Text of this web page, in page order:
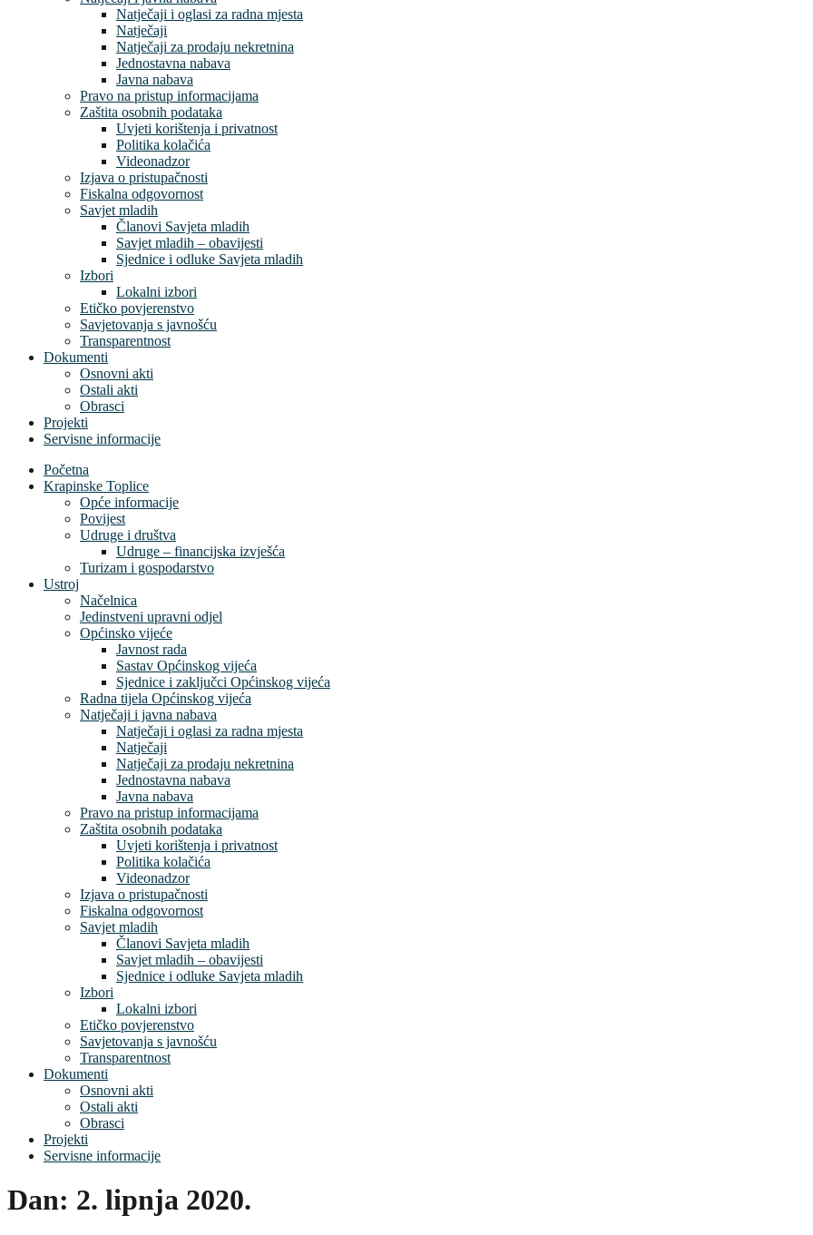
Natječaji i oglasi za radna mjesta
Natječaji
Natječaji za prodaju nekretnina
Jednostavna nabava
Javna nabava
Pravo na pristup informacijama
Zaštita osobnih podataka
Uvjeti korištenja i privatnost
Politika kolačića
Videonadzor
Izjava o pristupačnosti
Fiskalna odgovornost
Savjet mladih
Članovi Savjeta mladih
Savjet mladih – obavijesti
Sjednice i odluke Savjeta mladih
Izbori
Lokalni izbori
Etičko povjerenstvo
Savjetovanja s javnošću
Transparentnost
Dokumenti
Osnovni akti
Ostali akti
Obrasci
Projekti
Servisne informacije
Početna
Krapinske Toplice
Opće informacije
Povijest
Udruge i društva
Udruge – financijska izvješća
Turizam i gospodarstvo
Ustroj
Načelnica
Jedinstveni upravni odjel
Općinsko vijeće
Javnost rada
Sastav Općinskog vijeća
Sjednice i zaključci Općinskog vijeća
Radna tijela Općinskog vijeća
Natječaji i javna nabava
Natječaji i oglasi za radna mjesta
Natječaji
Natječaji za prodaju nekretnina
Jednostavna nabava
Javna nabava
Pravo na pristup informacijama
Zaštita osobnih podataka
Uvjeti korištenja i privatnost
Politika kolačića
Videonadzor
Izjava o pristupačnosti
Fiskalna odgovornost
Savjet mladih
Članovi Savjeta mladih
Savjet mladih – obavijesti
Sjednice i odluke Savjeta mladih
Izbori
Lokalni izbori
Etičko povjerenstvo
Savjetovanja s javnošću
Transparentnost
Dokumenti
Osnovni akti
Ostali akti
Obrasci
Projekti
Servisne informacije
Dan: 2. lipnja 2020.